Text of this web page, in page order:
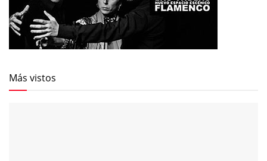
Más vistos